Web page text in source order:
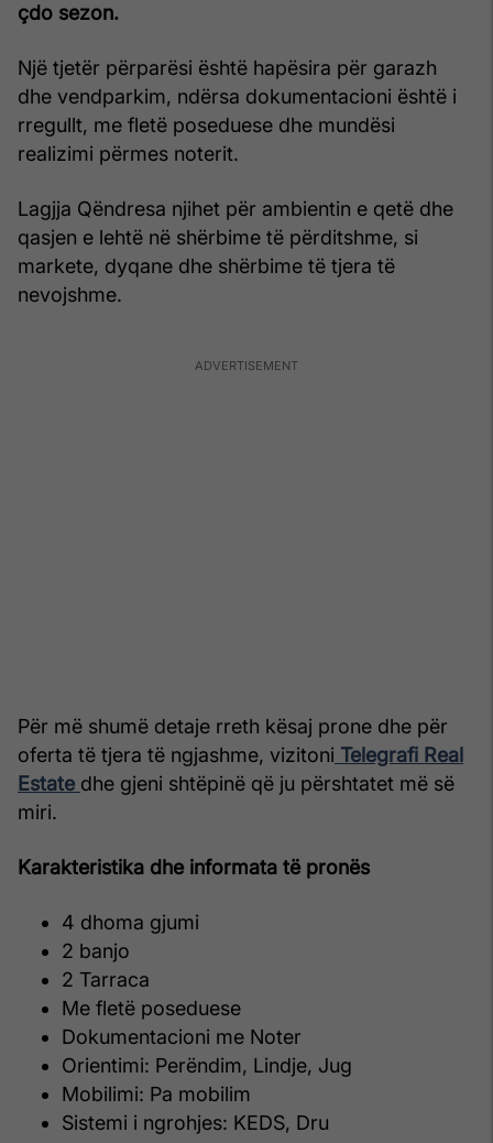
çdo sezon.
Një tjetër përparësi është hapësira për garazh
dhe vendparkim, ndërsa dokumentacioni është i
rregullt, me fletë poseduese dhe mundësi
realizimi përmes noterit.
Lagjja Qëndresa njihet për ambientin e qetë dhe
qasjen e lehtë në shërbime të përditshme, si
markete, dyqane dhe shërbime të tjera të
nevojshme.
Për më shumë detaje rreth kësaj prone dhe për
oferta të tjera të ngjashme, vizitoni Telegrafi Real
Estate dhe gjeni shtëpinë që ju përshtatet më së
miri.
Karakteristika dhe informata të pronës
4 dhoma gjumi
2 banjo
2 Tarraca
Me fletë poseduese
Dokumentacioni me Noter
Orientimi: Perëndim, Lindje, Jug
Mobilimi: Pa mobilim
Sistemi i ngrohjes: KEDS, Dru